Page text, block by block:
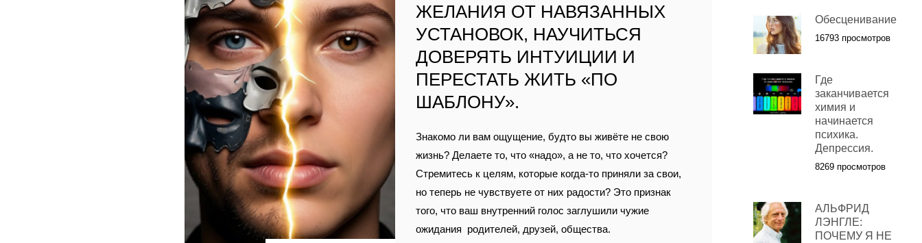
ЖЕЛАНИЯ ОТ НАВЯЗАННЫХ
УСТАНОВОК, НАУЧИТЬСЯ
ДОВЕРЯТЬ ИНТУИЦИИ И
ПЕРЕСТАТЬ ЖИТЬ «ПО
ШАБЛОНУ».
Знакомо ли вам ощущение, будто вы живёте не свою
жизнь? Делаете то, что «надо», а не то, что хочется?
Стремитесь к целям, которые когда‑то приняли за свои,
но теперь не чувствуете от них радости? Это признак
того, что ваш внутренний голос заглушили чужие
ожидания родителей, друзей, общества.
Обесценивание
16793 просмотров
Где
заканчивается
химия и
начинается
психика.
Депрессия.
8269 просмотров
АЛЬФРИД
ЛЭНГЛЕ:
ПОЧЕМУ Я НЕ